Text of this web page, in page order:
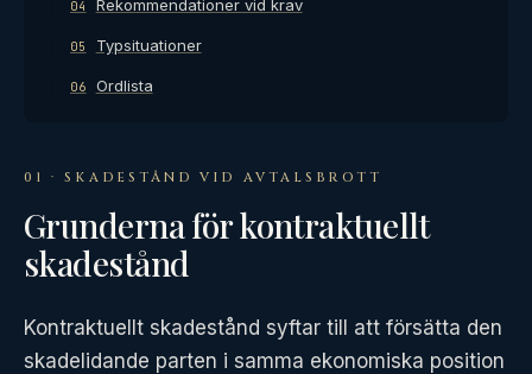
04 Rekommendationer vid krav
05 Typsituationer
06 Ordlista
01 · SKADESTÅND VID AVTALSBROTT
Grunderna för kontraktuellt
skadestånd
Kontraktuellt skadestånd syftar till att försätta den
skadelidande parten i samma ekonomiska position